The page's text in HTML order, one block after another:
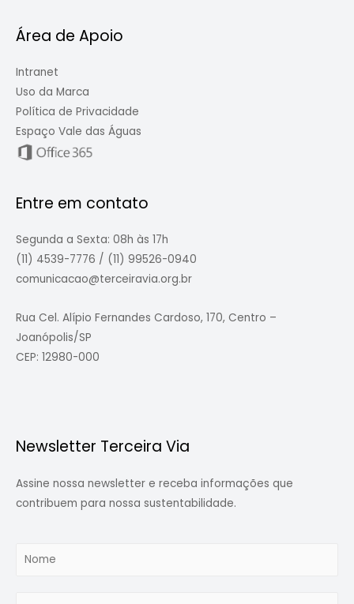
Área de Apoio
Intranet
Uso da Marca
Política de Privacidade
Espaço Vale das Águas
Entre em contato
Segunda a Sexta: 08h às 17h
(11) 4539-7776 / (11) 99526-0940
comunicacao@terceiravia.org.br
Rua Cel. Alípio Fernandes Cardoso, 170, Centro –
Joanópolis/SP
CEP: 12980-000
Newsletter Terceira Via
Assine nossa newsletter e receba informações que
contribuem para nossa sustentabilidade.